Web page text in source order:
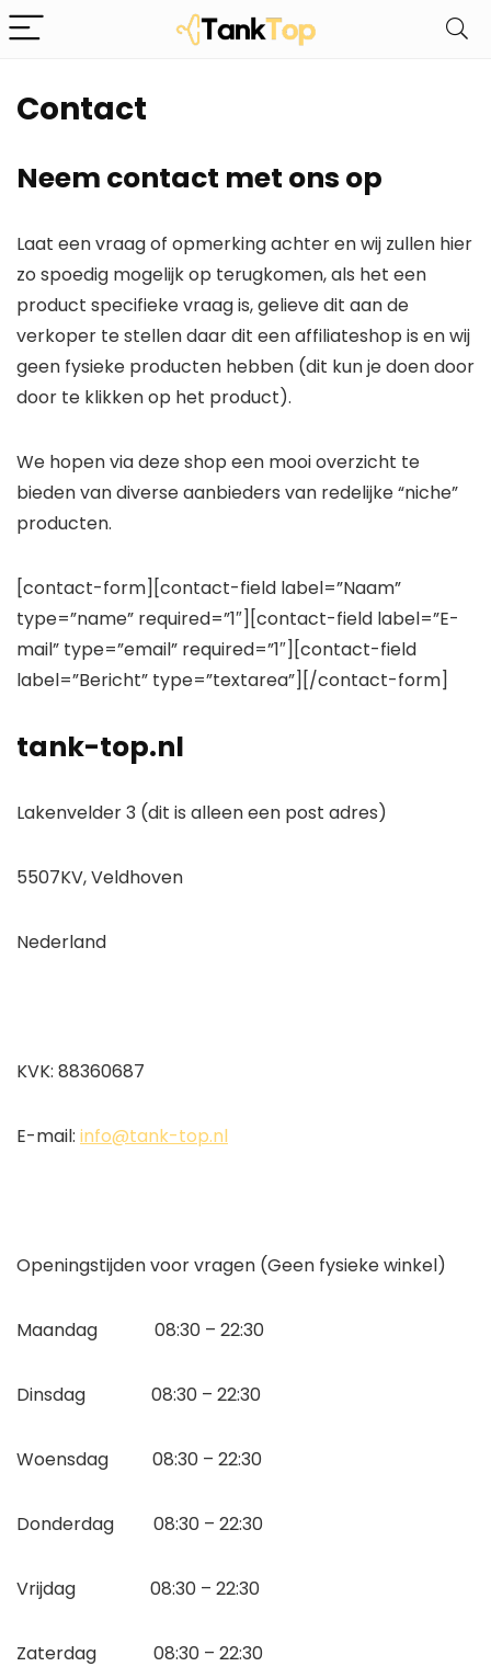
Contact
Neem contact met ons op
Laat een vraag of opmerking achter en wij zullen hier
zo spoedig mogelijk op terugkomen, als het een
product specifieke vraag is, gelieve dit aan de
verkoper te stellen daar dit een affiliateshop is en wij
geen fysieke producten hebben (dit kun je doen door
door te klikken op het product).
We hopen via deze shop een mooi overzicht te
bieden van diverse aanbieders van redelijke “niche”
producten.
[contact-form][contact-field label=”Naam”
type=”name” required=”1″][contact-field label=”E-
mail” type=”email” required=”1″][contact-field
label=”Bericht” type=”textarea”][/contact-form]
tank-top.nl
Lakenvelder 3 (dit is alleen een post adres)
5507KV, Veldhoven
Nederland
KVK: 88360687
E-mail: info@tank-top.nl
Openingstijden voor vragen (Geen fysieke winkel)
Maandag 08:30 – 22:30
Dinsdag 08:30 – 22:30
Woensdag 08:30 – 22:30
Donderdag 08:30 – 22:30
Vrijdag 08:30 – 22:30
Zaterdag 08:30 – 22:30